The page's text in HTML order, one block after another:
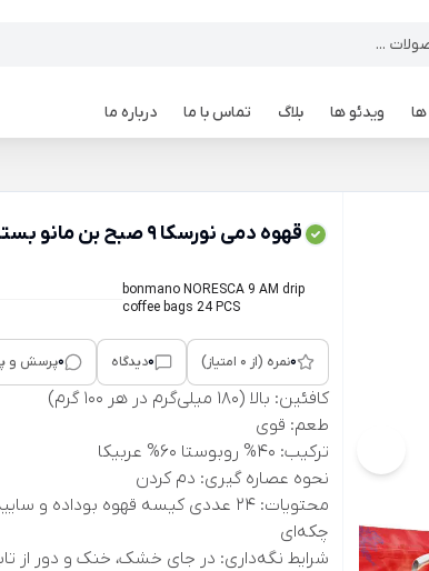
ویدئو ها بلاگ تماس با ما درباره ما
قهوه دمی نورسکا 9 صبح بن مانو بسته 24 عددی (ساشه‌ای)
bonmano NORESCA 9 AM drip
coffee bags 24 PCS
0نمره (از 0 امتیاز) 0دیدگاه 0پرسش و
کافئین: بالا (180 میلی‌گرم در هر 100 گرم)
طعم: قوی
ترکیب: 40% روبوستا 60% عربیکا
نحوه عصاره گیری: دم کردن
چکه‌ای
شرایط نگه‌داری: در جای خشک، خنک و دور از